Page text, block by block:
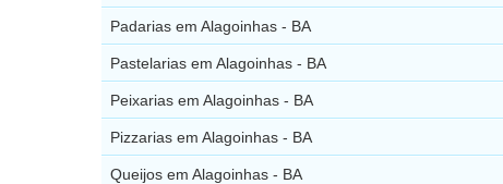
Padarias em Alagoinhas - BA
Pastelarias em Alagoinhas - BA
Peixarias em Alagoinhas - BA
Pizzarias em Alagoinhas - BA
Queijos em Alagoinhas - BA